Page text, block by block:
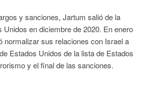
y sanciones, Jartum salió de la
Unidos en diciembre de 2020. En enero
normalizar sus relaciones con Israel a
Estados Unidos de la lista de Estados
y el final de las sanciones.